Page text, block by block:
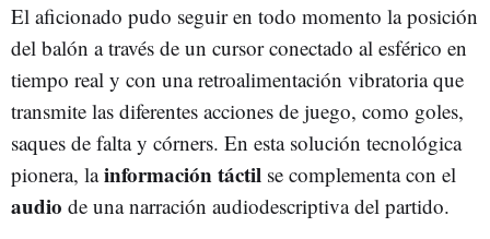
El aficionado pudo seguir en todo momento la posición
del balón a través de un cursor conectado al esférico en
tiempo real y con una retroalimentación vibratoria que
transmite las diferentes acciones de juego, como goles,
saques de falta y córners. En esta solución tecnológica
pionera, lainformación táctil se complementa con el
audio de una narración audiodescriptiva del partido.